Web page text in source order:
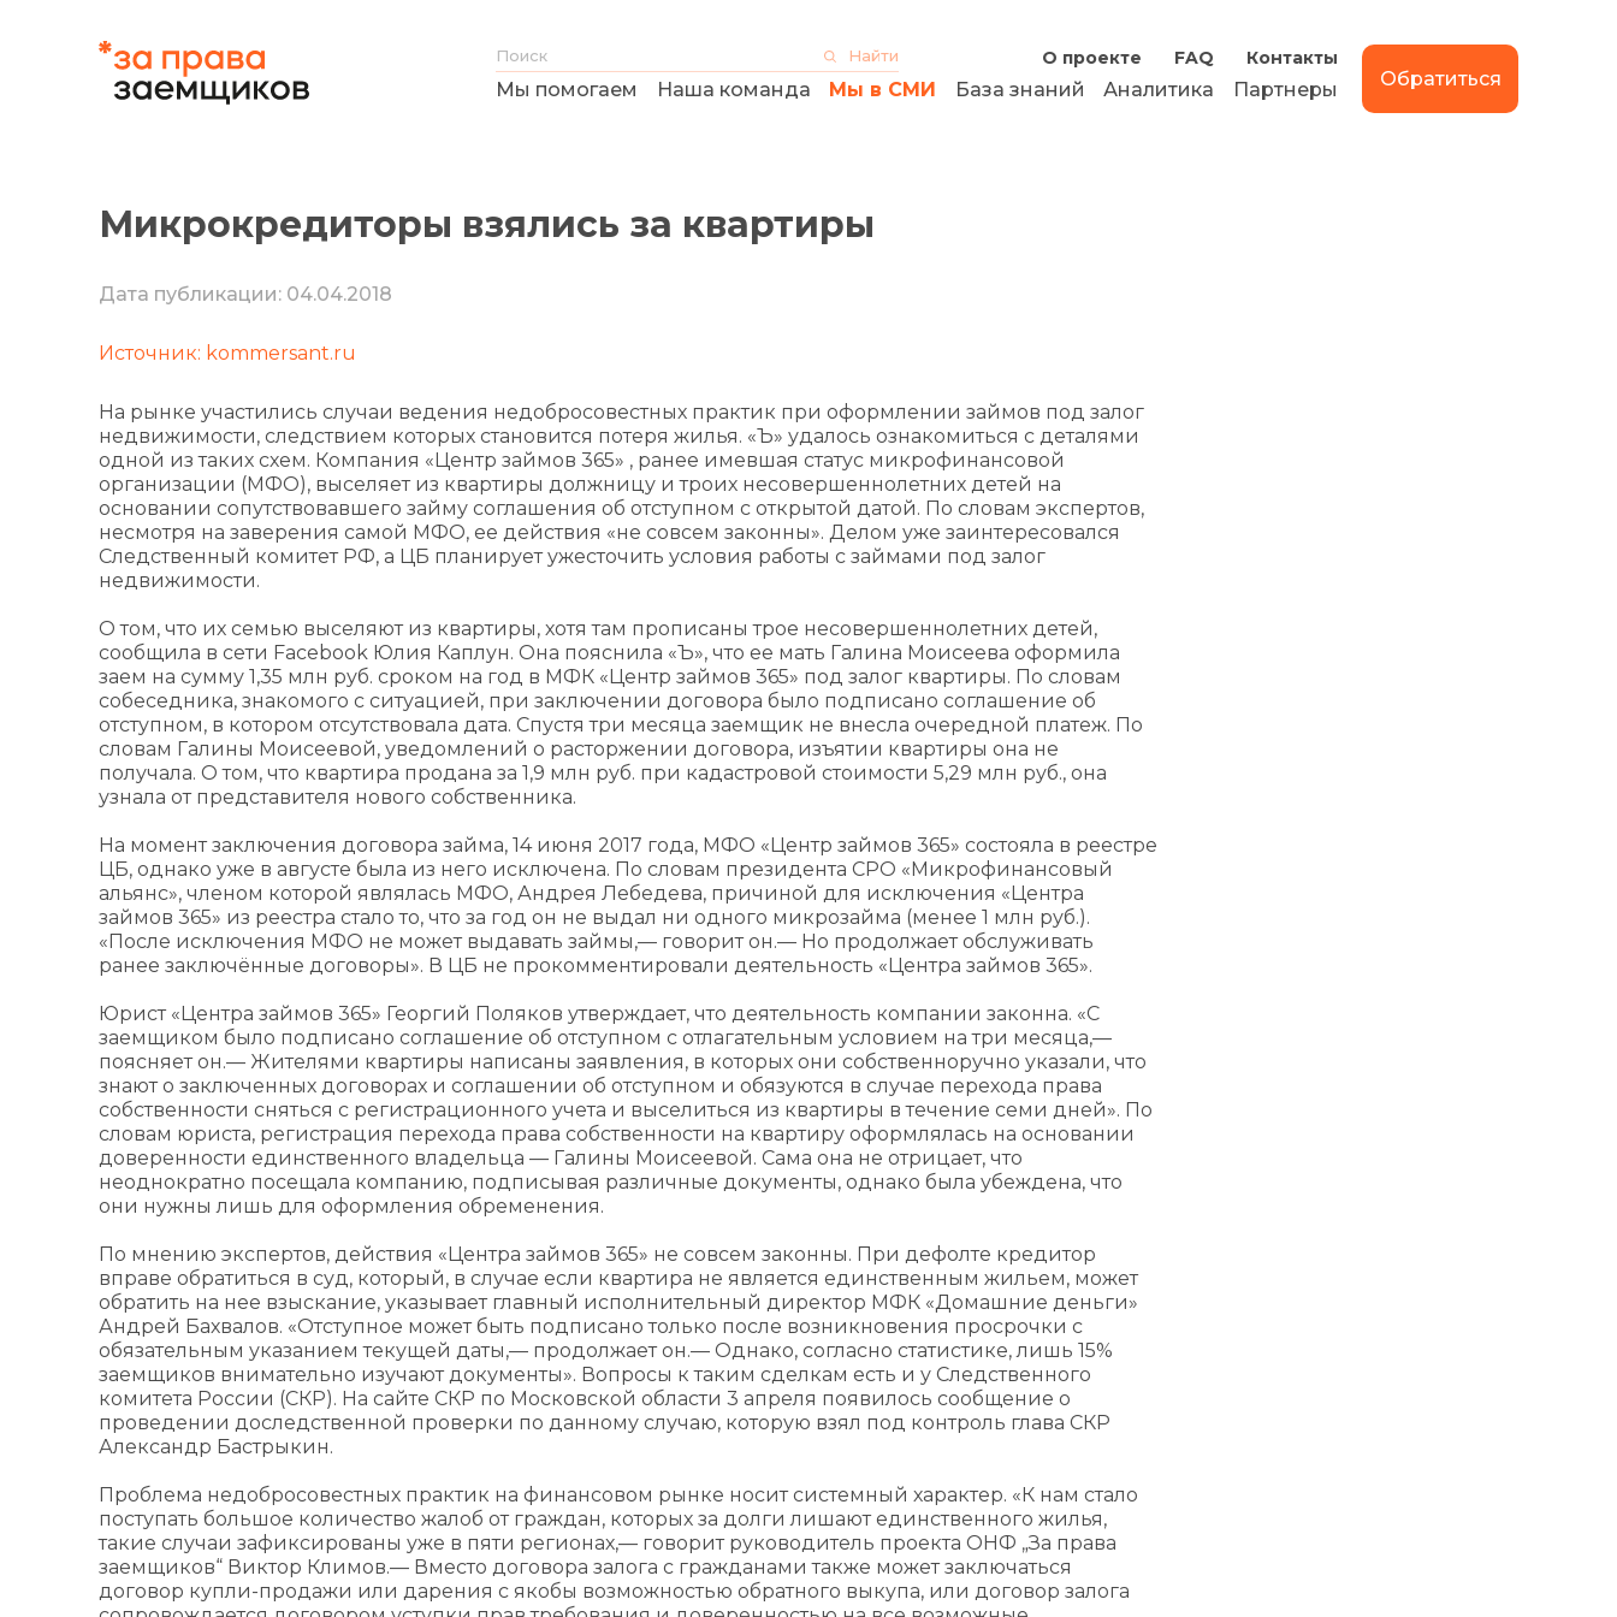
О проекте FAQ Контакты
Мы помогаем Наша команда Мы в СМИ База знаний Аналитика Партнеры Обратиться
Микрокредиторы взялись за квартиры
Дата публикации: 04.04.2018
Источник: kommersant.ru
На рынке участились случаи ведения недобросовестных практик при оформлении займов под залог
недвижимости, следствием которых становится потеря жилья. «Ъ» удалось ознакомиться с деталями
одной из таких схем. Компания «Центр займов 365» , ранее имевшая статус микрофинансовой
организации (МФО), выселяет из квартиры должницу и троих несовершеннолетних детей на
основании сопутствовавшего займу соглашения об отступном с открытой датой. По словам экспертов,
несмотря на заверения самой МФО, ее действия «не совсем законны». Делом уже заинтересовался
Следственный комитет РФ, а ЦБ планирует ужесточить условия работы с займами под залог
недвижимости.
О том, что их семью выселяют из квартиры, хотя там прописаны трое несовершеннолетних детей,
сообщила в сети Facebook Юлия Каплун. Она пояснила «Ъ», что ее мать Галина Моисеева оформила
заем на сумму 1,35 млн руб. сроком на год в МФК «Центр займов 365» под залог квартиры. По словам
собеседника, знакомого с ситуацией, при заключении договора было подписано соглашение об
отступном, в котором отсутствовала дата. Спустя три месяца заемщик не внесла очередной платеж. По
словам Галины Моисеевой, уведомлений о расторжении договора, изъятии квартиры она не
получала. О том, что квартира продана за 1,9 млн руб. при кадастровой стоимости 5,29 млн руб., она
узнала от представителя нового собственника.
На момент заключения договора займа, 14 июня 2017 года, МФО «Центр займов 365» состояла в реестре
ЦБ, однако уже в августе была из него исключена. По словам президента СРО «Микрофинансовый
альянс», членом которой являлась МФО, Андрея Лебедева, причиной для исключения «Центра
займов 365» из реестра стало то, что за год он не выдал ни одного микрозайма (менее 1 млн руб.).
«После исключения МФО не может выдавать займы,— говорит он.— Но продолжает обслуживать
ранее заключённые договоры». В ЦБ не прокомментировали деятельность «Центра займов 365».
Юрист «Центра займов 365» Георгий Поляков утверждает, что деятельность компании законна. «С
заемщиком было подписано соглашение об отступном с отлагательным условием на три месяца,—
поясняет он.— Жителями квартиры написаны заявления, в которых они собственноручно указали, что
знают о заключенных договорах и соглашении об отступном и обязуются в случае перехода права
собственности сняться с регистрационного учета и выселиться из квартиры в течение семи дней». По
словам юриста, регистрация перехода права собственности на квартиру оформлялась на основании
доверенности единственного владельца — Галины Моисеевой. Сама она не отрицает, что
неоднократно посещала компанию, подписывая различные документы, однако была убеждена, что
они нужны лишь для оформления обременения.
По мнению экспертов, действия «Центра займов 365» не совсем законны. При дефолте кредитор
вправе обратиться в суд, который, в случае если квартира не является единственным жильем, может
обратить на нее взыскание, указывает главный исполнительный директор МФК «Домашние деньги»
Андрей Бахвалов. «Отступное может быть подписано только после возникновения просрочки с
обязательным указанием текущей даты,— продолжает он.— Однако, согласно статистике, лишь 15%
заемщиков внимательно изучают документы». Вопросы к таким сделкам есть и у Следственного
комитета России (СКР). На сайте СКР по Московской области 3 апреля появилось сообщение о
проведении доследственной проверки по данному случаю, которую взял под контроль глава СКР
Александр Бастрыкин.
Проблема недобросовестных практик на финансовом рынке носит системный характер. «К нам стало
поступать большое количество жалоб от граждан, которых за долги лишают единственного жилья,
такие случаи зафиксированы уже в пяти регионах,— говорит руководитель проекта ОНФ „За права
заемщиков“ Виктор Климов.— Вместо договора залога с гражданами также может заключаться
договор купли-продажи или дарения с якобы возможностью обратного выкупа, или договор залога